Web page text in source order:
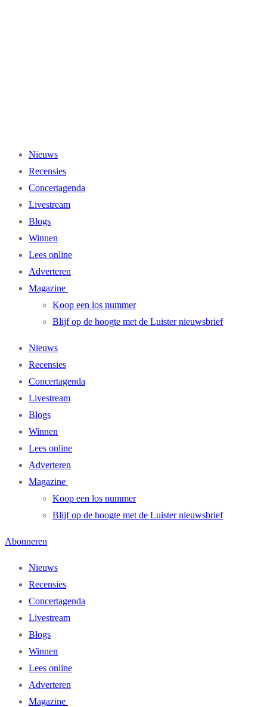
Nieuws
Recensies
Concertagenda
Livestream
Blogs
Winnen
Lees online
Adverteren
Magazine
Koop een los nummer
Blijf op de hoogte met de Luister nieuwsbrief
Nieuws
Recensies
Concertagenda
Livestream
Blogs
Winnen
Lees online
Adverteren
Magazine
Koop een los nummer
Blijf op de hoogte met de Luister nieuwsbrief
Abonneren
Nieuws
Recensies
Concertagenda
Livestream
Blogs
Winnen
Lees online
Adverteren
Magazine